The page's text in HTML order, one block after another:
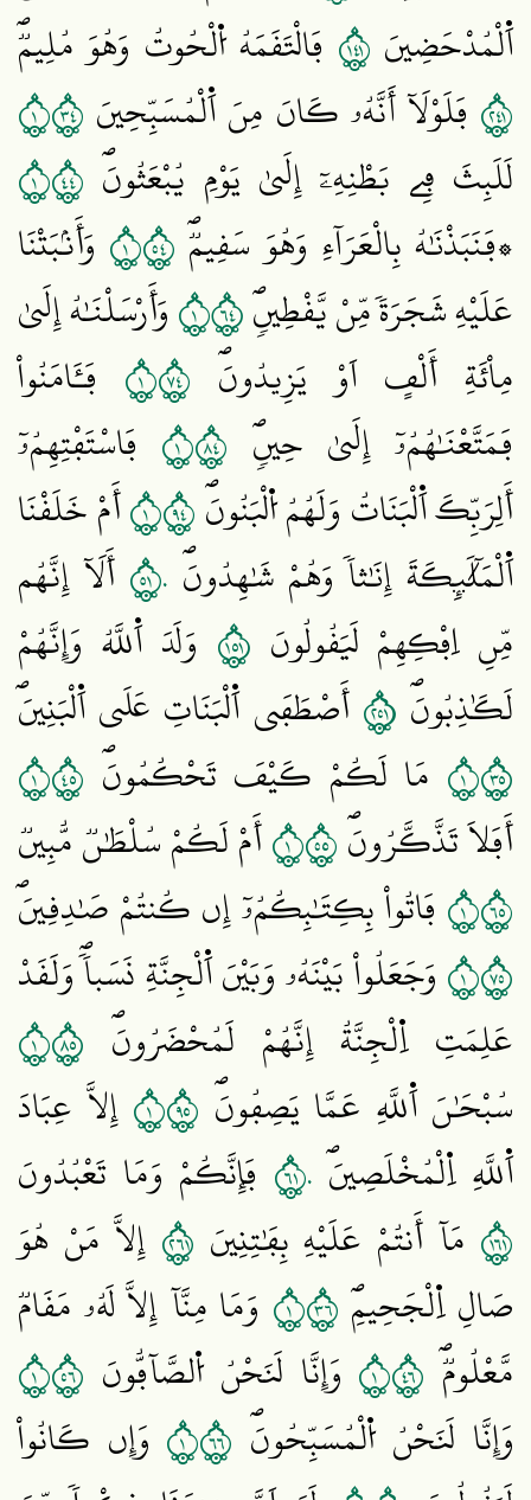
اَ۬لْمُدْحَضِينَ ١٤١ فَالْتَقَمَهُ اُ۬لْحُوتُ وَهُوَ مُلِيمٞۖ
١٤٢ فَلَوْلَآ أَنَّهُۥ كَانَ مِنَ اَ۬لْمُسَبِّحِينَ ١٤٣
لَلَبِثَ فِے بَطْنِهِۦٓ إِلَيٰ يَوْمِ يُبْعَثُونَۖ ١٤٤
۞فَنَبَذْنَٰهُ بِالْعَرَآءِ وَهُوَ سَقِيمٞۖ١٤٥ وَأَنۢبَتْنَا
عَلَيْهِ شَجَرَةٗ مِّنْ يَّقْطِينٖۖ١٤٦وَأَرْسَلْنَٰهُ إِلَيٰ
مِاْئَةِ أَلْفٍ اَوْ يَزِيدُونَۖ ١٤٧ فَـَٔامَنُواْ
فَمَتَّعْنَٰهُمُۥٓ إِلَيٰ حِينٖۖ ١٤٨ فَاسْتَفْتِهِمُۥٓ
أَلِرَبِّكَ اَ۬لْبَنَاتُ وَلَهُمُ اُ۬لْبَنُونَۖ١٤٩أَمْ خَلَقْنَا
اَ۬لْمَلَٰٓئِكَةَ إِنَٰثاٗ وَهُمْ شَٰهِدُونَۖ ١٥٠ أَلَآ إِنَّهُم
مِّنِ اِفْكِهِمْ لَيَقُولُونَ ١٥١ وَلَدَ اَ۬للَّهُ وَإِنَّهُمْ
لَكَٰذِبُونَۖ ١٥٢ أَصْطَفَي اَ۬لْبَنَاتِ عَلَي اَ۬لْبَنِينَۖ
١٥٣ مَا لَكُمْ كَيْفَ تَحْكُمُونَۖ ١٥٤
أَفَلَا تَذَّكَّرُونَۖ١٥٥أَمْ لَكُمْ سُلْطَٰنٞ مُّبِينٞ
١٥٦ فَاتُواْ بِكِتَٰبِكُمُۥٓ إِن كُنتُمْ صَٰدِقِينَۖ
١٥٧وَجَعَلُواْ بَيْنَهُۥ وَبَيْنَ اَ۬لْجِنَّةِ نَسَباٗۖ وَلَقَدْ
عَلِمَتِ اِ۬لْجِنَّةُ إِنَّهُمْ لَمُحْضَرُونَۖ ١٥٨
سُبْحَٰنَ اَ۬للَّهِ عَمَّا يَصِفُونَۖ ١٥٩ إِلَّا عِبَادَ
اَ۬للَّهِ اِ۬لْمُخْلَصِينَۖ ١٦٠ فَإِنَّكُمْ وَمَا تَعْبُدُونَ
١٦١ مَآ أَنتُمْ عَلَيْهِ بِفَٰتِنِينَ ١٦٢ إِلَّا مَنْ هُوَ
صَالِ اِ۬لْجَحِيمِۖ١٦٣ وَمَا مِنَّآ إِلَّا لَهُۥ مَقَامٞ
مَّعْلُومٞۖ ١٦٤ وَإِنَّا لَنَحْنُ اُ۬لصَّآفُّونَ ١٦٥
وَإِنَّا لَنَحْنُ اُ۬لْمُسَبِّحُونَۖ ١٦٦ وَإِن كَانُواْ